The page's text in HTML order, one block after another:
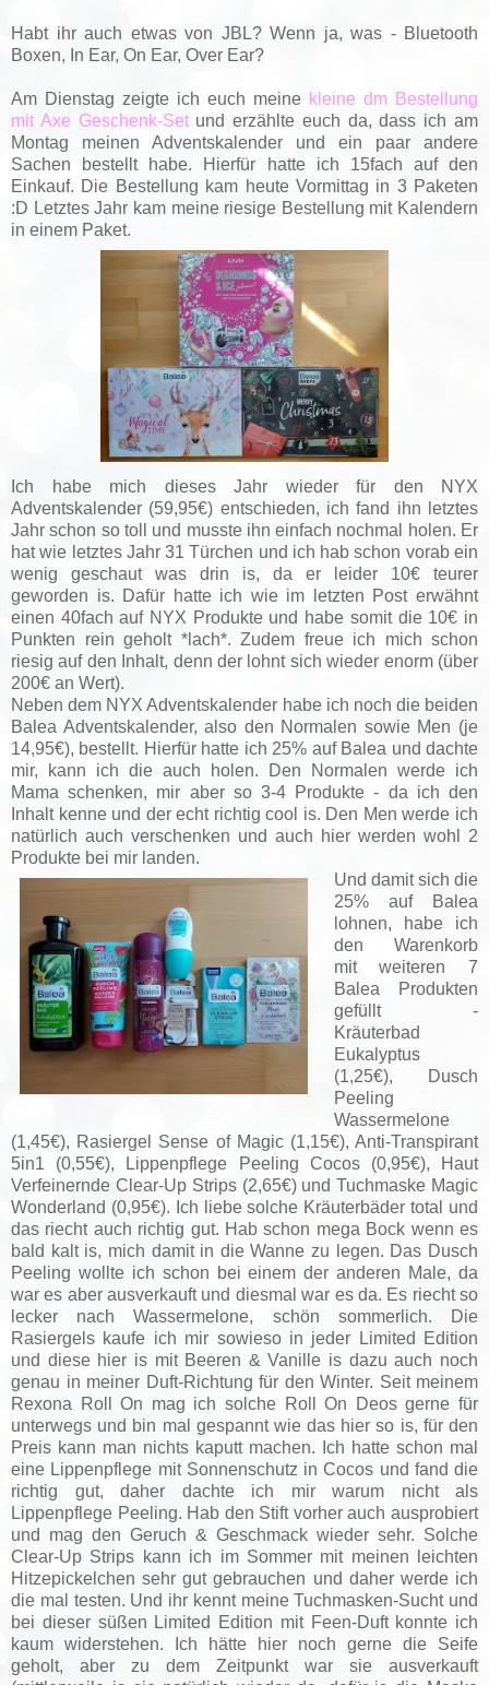
Habt ihr auch etwas von JBL? Wenn ja, was - Bluetooth
Boxen, In Ear, On Ear, Over Ear?
Am Dienstag zeigte ich euch meine kleine dm Bestellung
mit Axe Geschenk-Setund erzählte euch da, dass ich am
Montag meinen Adventskalender und ein paar andere
Sachen bestellt habe. Hierfür hatte ich 15fach auf den
Einkauf. Die Bestellung kam heute Vormittag in 3 Paketen
:D Letztes Jahr kam meine riesige Bestellung mit Kalendern
in einem Paket.
Ich habe mich dieses Jahr wieder für den NYX
Adventskalender (59,95€) entschieden, ich fand ihn letztes
Jahr schon so toll und musste ihn einfach nochmal holen. Er
hat wie letztes Jahr 31 Türchen und ich hab schon vorab ein
wenig geschaut was drin is, da er leider 10€ teurer
geworden is. Dafür hatte ich wie im letzten Post erwähnt
einen 40fach auf NYX Produkte und habe somit die 10€ in
Punkten rein geholt *lach*. Zudem freue ich mich schon
riesig auf den Inhalt, denn der lohnt sich wieder enorm (über
200€ an Wert).
Neben dem NYX Adventskalender habe ich noch die beiden
Balea Adventskalender, also den Normalen sowie Men (je
14,95€), bestellt. Hierfür hatte ich 25% auf Balea und dachte
mir, kann ich die auch holen. Den Normalen werde ich
Mama schenken, mir aber so 3-4 Produkte - da ich den
Inhalt kenne und der echt richtig cool is. Den Men werde ich
natürlich auch verschenken und auch hier werden wohl 2
Produkte bei mir landen.
Und damit sich die
25% auf Balea
lohnen, habe ich
den Warenkorb
mit weiteren 7
Balea Produkten
gefüllt -
Kräuterbad
Eukalyptus
(1,25€), Dusch
Peeling
Wassermelone
(1,45€), Rasiergel Sense of Magic (1,15€), Anti-Transpirant
5in1 (0,55€), Lippenpflege Peeling Cocos (0,95€), Haut
Verfeinernde Clear-Up Strips (2,65€) und Tuchmaske Magic
Wonderland (0,95€). Ich liebe solche Kräuterbäder total und
das riecht auch richtig gut. Hab schon mega Bock wenn es
bald kalt is, mich damit in die Wanne zu legen. Das Dusch
Peeling wollte ich schon bei einem der anderen Male, da
war es aber ausverkauft und diesmal war es da. Es riecht so
lecker nach Wassermelone, schön sommerlich. Die
Rasiergels kaufe ich mir sowieso in jeder Limited Edition
und diese hier is mit Beeren & Vanille is dazu auch noch
genau in meiner Duft-Richtung für den Winter. Seit meinem
Rexona Roll On mag ich solche Roll On Deos gerne für
unterwegs und bin mal gespannt wie das hier so is, für den
Preis kann man nichts kaputt machen. Ich hatte schon mal
eine Lippenpflege mit Sonnenschutz in Cocos und fand die
richtig gut, daher dachte ich mir warum nicht als
Lippenpflege Peeling. Hab den Stift vorher auch ausprobiert
und mag den Geruch & Geschmack wieder sehr. Solche
Clear-Up Strips kann ich im Sommer mit meinen leichten
Hitzepickelchen sehr gut gebrauchen und daher werde ich
die mal testen. Und ihr kennt meine Tuchmasken-Sucht und
bei dieser süßen Limited Edition mit Feen-Duft konnte ich
kaum widerstehen. Ich hätte hier noch gerne die Seife
geholt, aber zu dem Zeitpunkt war sie ausverkauft